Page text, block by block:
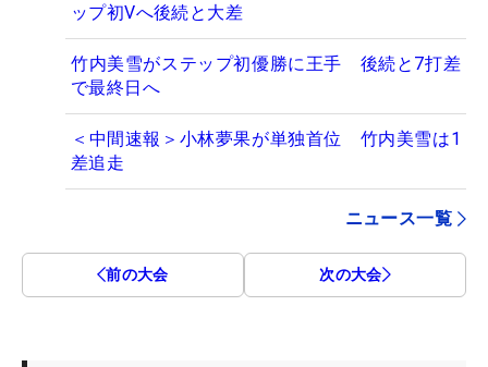
ップ初Vへ後続と大差
竹内美雪がステップ初優勝に王手 後続と7打差
で最終日へ
＜中間速報＞小林夢果が単独首位 竹内美雪は1
差追走
ニュース一覧
前の大会 次の大会